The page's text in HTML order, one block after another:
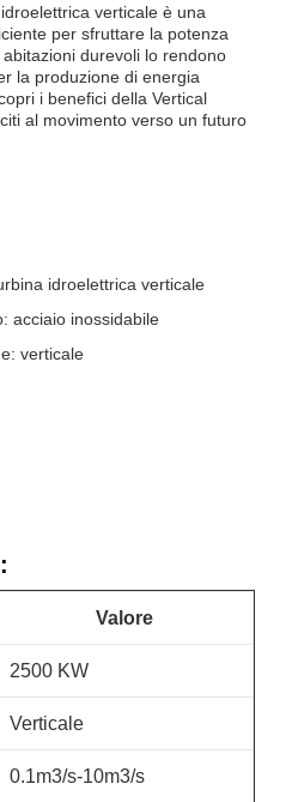
verticale è una
per sfruttare la potenza
durevoli lo rendono
la produzione di energia
i benefici della Vertical
al movimento verso un futuro
idroelettrica verticale
acciaio inossidabile
verticale
Valore
2500 KW
Verticale
0.1m3/s-10m3/s